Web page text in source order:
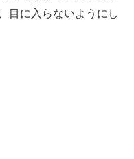
目に入らないようにし